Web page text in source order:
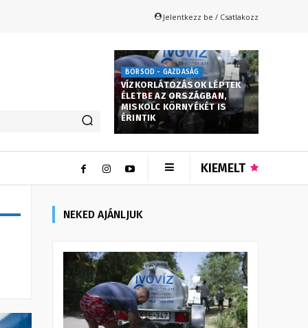
Jelentkezz be / Csatlakozz
BORSOD - GAZDASÁG
VÍZKORLÁTOZÁSOK LÉPTEK
ÉLETBE AZ ORSZÁGBAN,
MISKOLC KÖRNYÉKÉT IS
ÉRINTIK
KIEMELT
NEKED AJÁNLJUK